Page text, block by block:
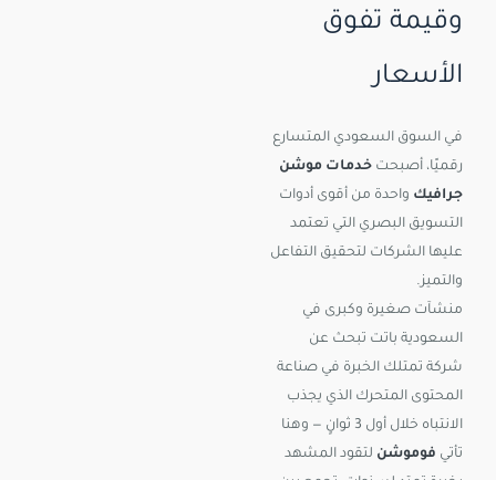
وقيمة تفوق
الأسعار
في السوق السعودي المتسارع
رقميًا، أصبحت خدمات موشن
جرافيك واحدة من أقوى أدوات
التسويق البصري التي تعتمد
عليها الشركات لتحقيق التفاعل
والتميز.
منشآت صغيرة وكبرى في
السعودية باتت تبحث عن
شركة تمتلك الخبرة في صناعة
المحتوى المتحرك الذي يجذب
الانتباه خلال أول 3 ثوانٍ — وهنا
تأتي فوموشن لتقود المشهد